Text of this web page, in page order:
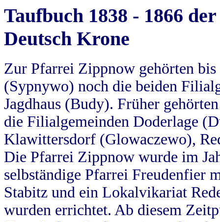
Taufbuch 1838 - 1866
Deutsch Krone
Zur Pfarrei Zippnow gehörten
(Sypnywo) noch die beiden
Jagdhaus (Budy). Früher
die Filialgemeinden Doderlage
Klawittersdorf (Glowaczewo),
Die Pfarrei Zippnow wurde im
selbständige Pfarrei Freudenfier
Stabitz und ein Lokalvikariat
wurden errichtet. Ab diesem